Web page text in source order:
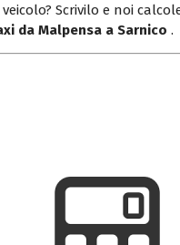
Scrivilo e noi
da Malpensa a Sarnico .